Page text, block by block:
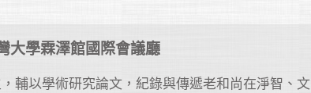
大學霖澤館國際會議廳
輔以學術研究論文，紀錄與傳遞老和尚在淨智、文